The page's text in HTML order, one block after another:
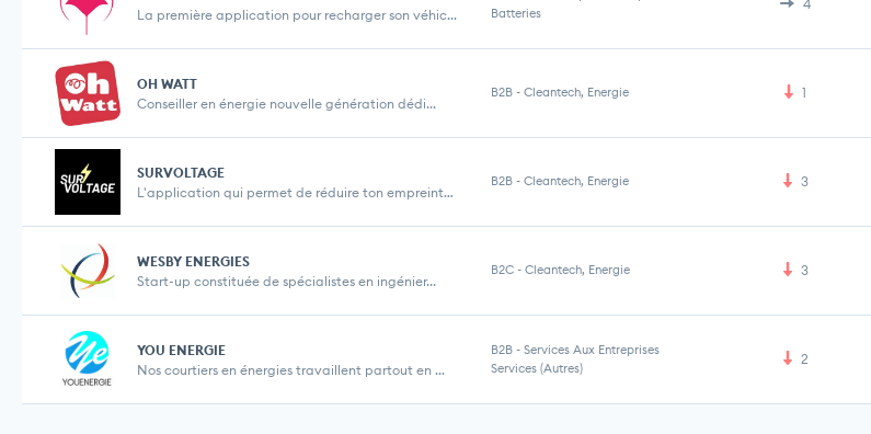
La première application pour recharger son véhic...
Batteries
4
OH WATT
Conseiller en énergie nouvelle génération dédi...
B2B - Cleantech, Energie 1
SURVOLTAGE
L'application qui permet de réduire ton empreinte...
B2B - Cleantech, Energie 3
WESBY ENERGIES
Start-up constituée de spécialistes en ingénier...
B2C - Cleantech, Energie 3
YOU ENERGIE
Nos courtiers en énergies travaillent partout en ...
B2B - Services Aux Entreprises
Services (Autres)
2